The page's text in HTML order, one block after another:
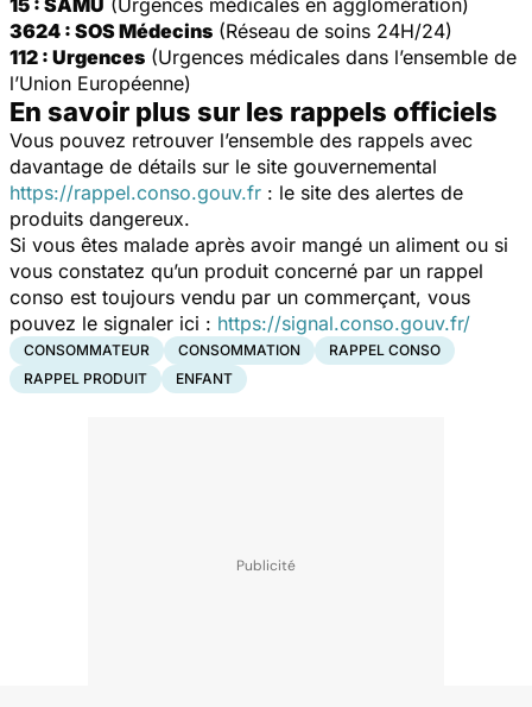
3624 : SOS Médecins (Réseau de soins 24H/24)
112 : Urgences (Urgences médicales dans l’ensemble de
l’Union Européenne)
En savoir plus sur les rappels officiels
Vous pouvez retrouver l’ensemble des rappels avec
davantage de détails sur le site gouvernemental
https://rappel.conso.gouv.fr : le site des alertes de
produits dangereux.
Si vous êtes malade après avoir mangé un aliment ou si
vous constatez qu’un produit concerné par un rappel
conso est toujours vendu par un commerçant, vous
pouvez le signaler ici : https://signal.conso.gouv.fr/
CONSOMMATEUR CONSOMMATION
RAPPEL CONSO
RAPPEL PRODUIT
ENFANT